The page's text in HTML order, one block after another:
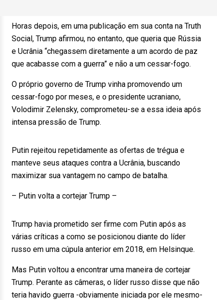
Horas depois, em uma publicação em sua conta na Truth
Social, Trump afirmou, no entanto, que queria que Rússia
e Ucrânia “chegassem diretamente a um acordo de paz
que acabasse com a guerra” e não a um cessar-fogo.
O próprio governo de Trump vinha promovendo um
cessar-fogo por meses, e o presidente ucraniano,
Volodimir Zelensky, comprometeu-se a essa ideia após
intensa pressão de Trump.
Putin rejeitou repetidamente as ofertas de trégua e
manteve seus ataques contra a Ucrânia, buscando
maximizar sua vantagem no campo de batalha.
– Putin volta a cortejar Trump –
Trump havia prometido ser firme com Putin após as
várias críticas a como se posicionou diante do líder
russo em uma cúpula anterior em 2018, em Helsinque.
Mas Putin voltou a encontrar uma maneira de cortejar
Trump. Perante as câmeras, o líder russo disse que não
teria havido guerra -obviamente iniciada por ele mesmo-